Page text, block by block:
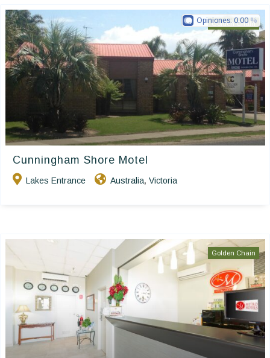
Golden Chain
Cunningham Shore Motel
Lakes Entrance Australia, Victoria
Opiniones: 0.00
Golden Chain